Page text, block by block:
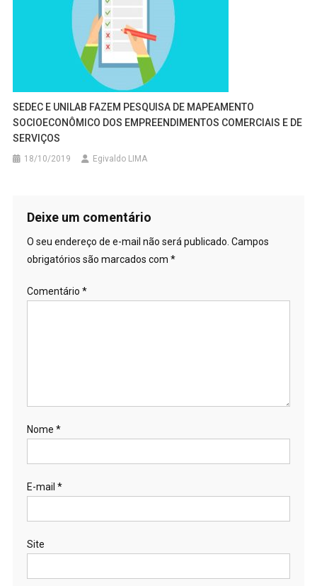
SEDEC E UNILAB FAZEM PESQUISA DE MAPEAMENTO
SOCIOECONÔMICO DOS EMPREENDIMENTOS COMERCIAIS E DE
SERVIÇOS
18/10/2019 Egivaldo LIMA
Deixe um comentário
O seu endereço de e-mail não será publicado. Campos
obrigatórios são marcados com *
Comentário *
Nome *
E-mail *
Site